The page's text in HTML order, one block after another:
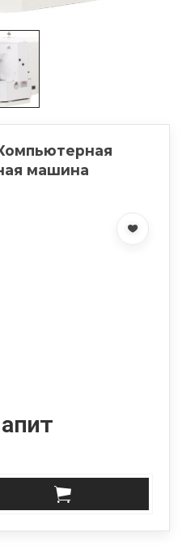
машина